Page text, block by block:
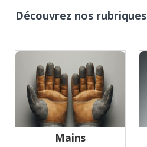
Découvrez nos rubriques
Mains